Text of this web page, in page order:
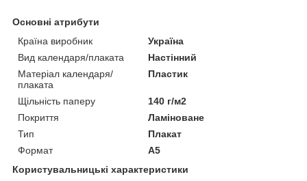
Основні атрибути
Країна виробник
Україна
Вид календаря/плаката
Настінний
Матеріал календаря/
плаката
Пластик
Щільність паперу
140 г/м2
Покриття
Ламіноване
Тип
Плакат
Формат
A5
Користувальницькі характеристики